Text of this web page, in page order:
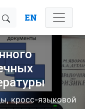
EN
кросс-языковой